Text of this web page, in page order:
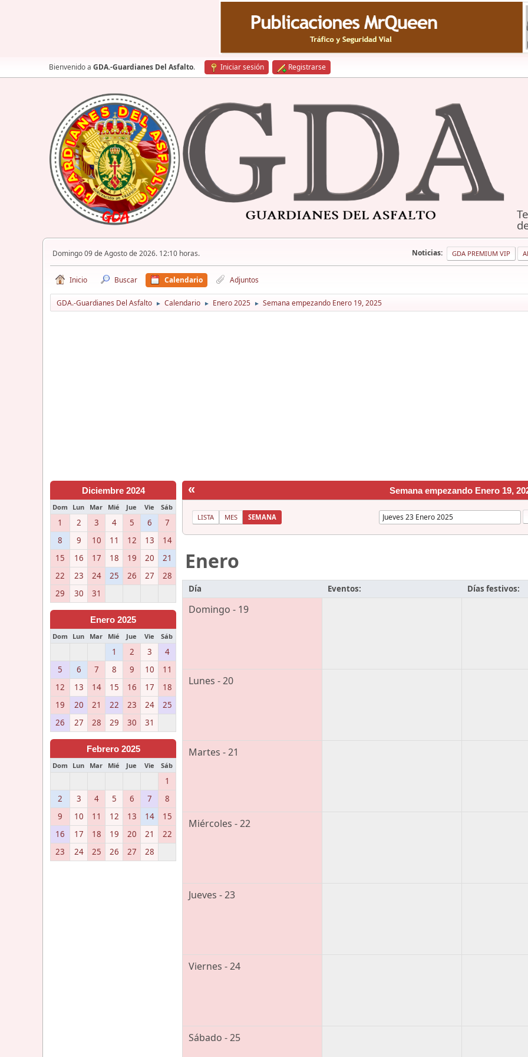
Bienvenido a GDA.-Guardianes Del Asfalto. Iniciar sesión Registrarse
Domingo 09 de Agosto de 2026. 12:10 horas. Noticias: GDA PREMIUM VIP
Inicio Buscar Calendario Adjuntos
GDA.-Guardianes Del Asfalto ► Calendario ► Enero 2025 ► Semana empezando Enero 19, 2025
Diciembre 2024
Dom Lun Mar Mié Jue Vie Sáb
1 2 3 4 5 6
7
8
9 10 11 12 13
14
15
16 17 18 19 20
21
22
23 24 25 26 27
28
29
30 31
Enero 2025
Dom Lun Mar Mié Jue Vie Sáb
1 2 3
4
5
6 7 8 9 10
11
12
13 14 15 16 17
18
19
20 21 22 23 24
25
26
27 28 29 30 31
Febrero 2025
Dom Lun Mar Mié Jue Vie Sáb
1
2
3 4 5 6 7
8
9
10 11 12 13 14
15
16
17 18 19 20 21
22
23
24 25 26 27 28
« Semana empezando Enero 19,
LISTA MES SEMANA
Enero
Día Eventos: Días festivos:
Domingo - 19
Lunes - 20
Martes - 21
Miércoles - 22
Jueves - 23
Viernes - 24
Sábado - 25